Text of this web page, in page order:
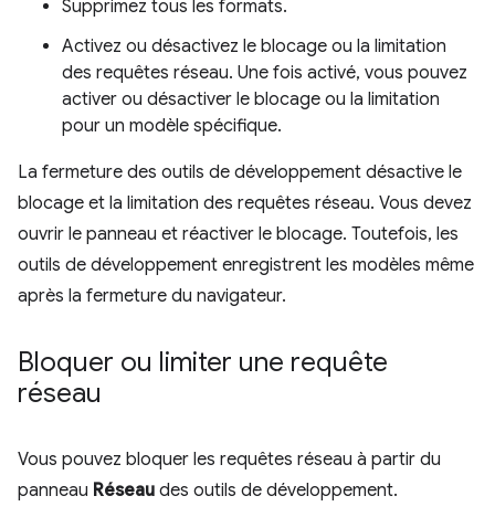
Supprimez tous les formats.
Activez ou désactivez le blocage ou la limitation
des requêtes réseau. Une fois activé, vous pouvez
activer ou désactiver le blocage ou la limitation
pour un modèle spécifique.
La fermeture des outils de développement désactive le
blocage et la limitation des requêtes réseau. Vous devez
ouvrir le panneau et réactiver le blocage. Toutefois, les
outils de développement enregistrent les modèles même
après la fermeture du navigateur.
Bloquer ou limiter une requête
réseau
Vous pouvez bloquer les requêtes réseau à partir du
panneau Réseau des outils de développement.